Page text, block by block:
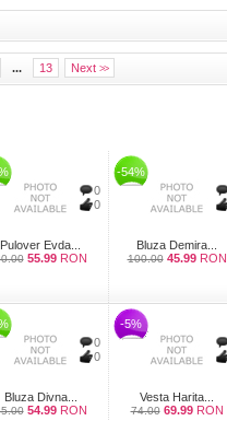
... 13 Next >>
0
0
Pulover Evda...
55.99 RON
-54%
Bluza Demira...
100.00 45.99 RON
0
0
Bluza Divna...
54.99 RON
-5%
Vesta Harita...
74.00 69.99 RON